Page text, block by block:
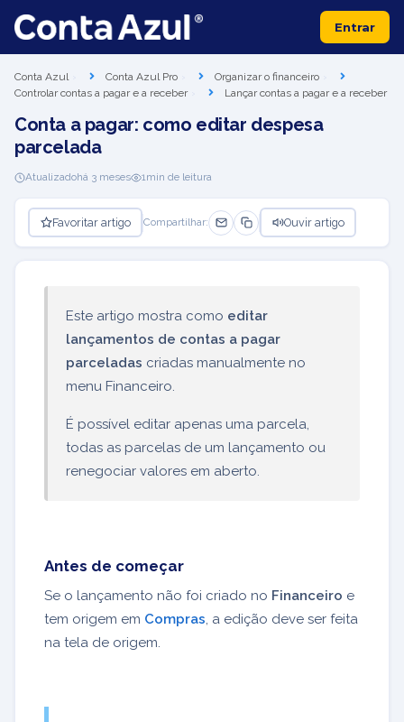
Entrar
Conta Azul Conta Azul Pro
Organizar o financeiro
Controlar contas a pagar e a receber
Lançar contas a pagar e a receber
Conta a pagar: como editar despesa
parcelada
Atualizadohá 3 meses 1min de leitura
Favoritar artigo Compartilhar: Ouvir artigo
Este artigo mostra como editar
lançamentos de contas a pagar
parceladas criadas manualmente no
menu Financeiro.
É possível editar apenas uma parcela,
todas as parcelas de um lançamento ou
renegociar valores em aberto.
Antes de começar
Se o lançamento não foi criado no Financeiro e
tem origem em Compras , a edição deve ser feita
na tela de origem.